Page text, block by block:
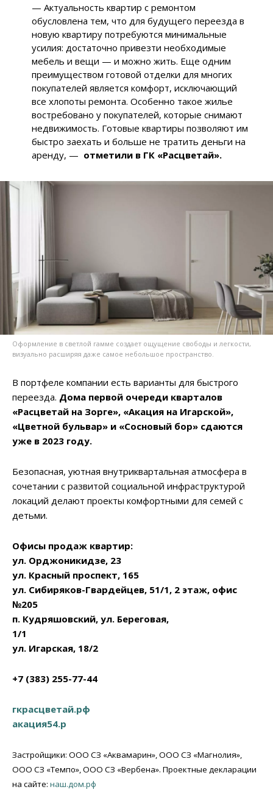
— Актуальность квартир с ремонтом
обусловлена тем, что для будущего переезда в
новую квартиру потребуются минимальные
усилия: достаточно привезти необходимые
мебель и вещи — и можно жить. Еще одним
преимуществом готовой отделки для многих
покупателей является комфорт, исключающий
все хлопоты ремонта. Особенно такое жилье
востребовано у покупателей, которые снимают
недвижимость. Готовые квартиры позволяют им
быстро заехать и больше не тратить деньги на
аренду, — отметили в ГК «Расцветай».
Оформление в светлой гамме создает ощущение свободы и легкости,
визуально расширяя даже самое небольшое пространство.
В портфеле компании есть варианты для быстрого
переезда. Дома первой очереди кварталов
«Расцветай на Зорге», «Акация на Игарской»,
«Цветной бульвар» и «Сосновый бор» сдаются
уже в 2023 году.
Безопасная, уютная внутриквартальная атмосфера в
сочетании с развитой социальной инфраструктурой
локаций делают проекты комфортными для семей с
детьми.
Офисы продаж квартир:
ул. Орджоникидзе, 23
ул. Красный проспект, 165
ул. Сибиряков-Гвардейцев, 51/1, 2 этаж, офис
№205
п. Кудряшовский, ул. Береговая,
1/1
ул. Игарская, 18/2
+7 (383) 255-77-44
гкрасцветай.рф
акация54.р
Застройщики: ООО СЗ «Аквамарин», ООО СЗ «Магнолия»,
ООО СЗ «Темпо», ООО СЗ «Вербена». Проектные декларации
на сайте: наш.дом.рф